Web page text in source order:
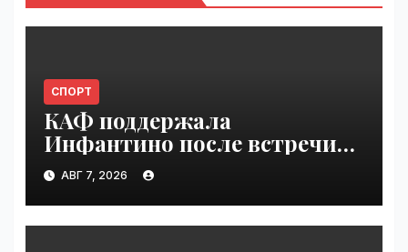
СПОРТ
КАФ поддержала
Инфантино после встречи
ФИФА в Марокко |
VseTime.ru
АВГ 7, 2026